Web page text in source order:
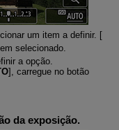
um item a definir. [
selecionado.
a opção.
], carregue no botão
da exposição.